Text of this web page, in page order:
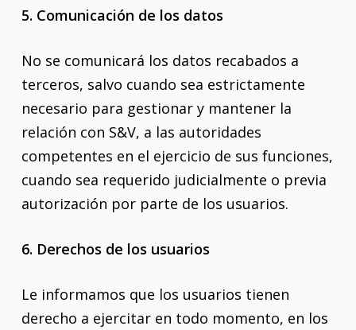
5. Comunicación de los datos
No se comunicará los datos recabados a
terceros, salvo cuando sea estrictamente
necesario para gestionar y mantener la
relación con S&V, a las autoridades
competentes en el ejercicio de sus funciones,
cuando sea requerido judicialmente o previa
autorización por parte de los usuarios.
6. Derechos de los usuarios
Le informamos que los usuarios tienen
derecho a ejercitar en todo momento, en los